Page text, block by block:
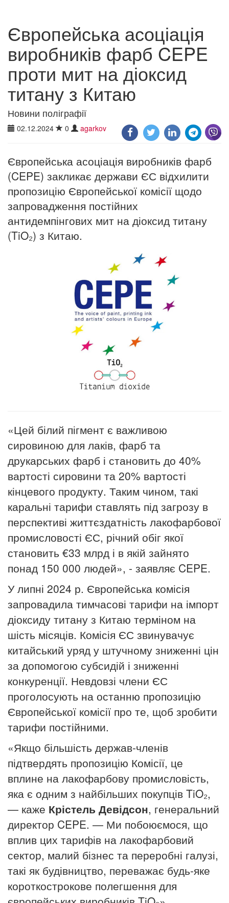
Європейська асоціація
виробників фарб CEPE
проти мит на діоксид
титану з Китаю
Новини поліграфії
02.12.2024 0 agarkov
Європейська асоціація виробників фарб
(CEPE) закликає держави ЄС відхилити
пропозицію Європейської комісії щодо
запровадження постійних
антидемпінгових мит на діоксид титану
(TiO₂) з Китаю.
«Цей білий пігмент є важливою
сировиною для лаків, фарб та
друкарських фарб і становить до 40%
вартості сировини та 20% вартості
кінцевого продукту. Таким чином, такі
каральні тарифи ставлять під загрозу в
перспективі життєздатність лакофарбової
промисловості ЄС, річний обіг якої
становить €33 млрд і в якій зайнято
понад 150 000 людей», - заявляє CEPE.
У липні 2024 р. Європейська комісія
запровадила тимчасові тарифи на імпорт
діоксиду титану з Китаю терміном на
шість місяців. Комісія ЄС звинувачує
китайський уряд у штучному зниженні цін
за допомогою субсидій і зниженні
конкуренції. Невдовзі члени ЄС
проголосують на останню пропозицію
Європейської комісії про те, щоб зробити
тарифи постійними.
«Якщо більшість держав-членів
підтвердять пропозицію Комісії, це
вплине на лакофарбову промисловість,
яка є одним з найбільших покупців TiO₂,
— каже Крістель Девідсон, генеральний
директор CEPE. — Ми побоюємося, що
вплив цих тарифів на лакофарбовий
сектор, малий бізнес та переробні галузі,
такі як будівництво, переважає будь-яке
короткострокове полегшення для